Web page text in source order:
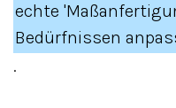
echte
Bedürfnissen
.